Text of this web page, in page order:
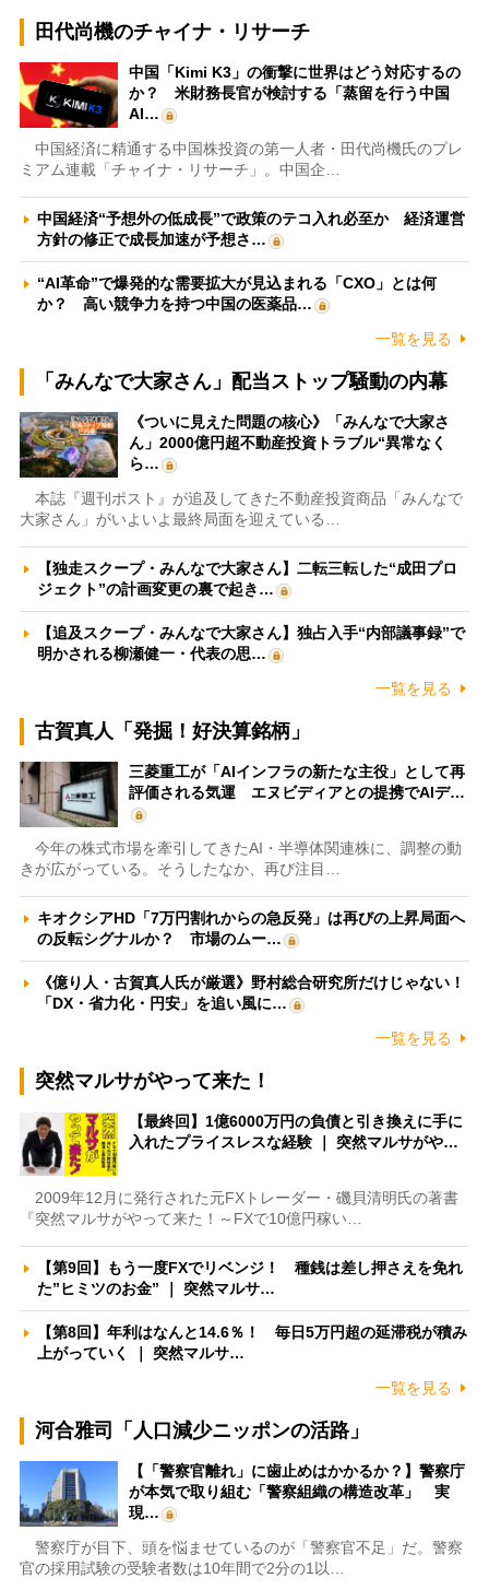
田代尚機のチャイナ・リサーチ
中国「Kimi K3」の衝撃に世界はどう対応するの
か？ 米財務長官が検討する「蒸留を行う中国
AI…
中国経済に精通する中国株投資の第一人者・田代尚機氏のプレ
ミアム連載「チャイナ・リサーチ」。中国企…
中国経済“予想外の低成長”で政策のテコ入れ必至か 経済運営
方針の修正で成長加速が予想さ…
“AI革命”で爆発的な需要拡大が見込まれる「CXO」とは何
か？ 高い競争力を持つ中国の医薬品…
一覧を見る
「みんなで大家さん」配当ストップ騒動の内幕
《ついに見えた問題の核心》「みんなで大家さ
ん」2000億円超不動産投資トラブル“異常なく
ら…
本誌『週刊ポスト』が追及してきた不動産投資商品「みんなで
大家さん」がいよいよ最終局面を迎えている…
【独走スクープ・みんなで大家さん】二転三転した“成田プロ
ジェクト”の計画変更の裏で起き…
【追及スクープ・みんなで大家さん】独占入手“内部議事録”で
明かされる柳瀬健一・代表の思…
一覧を見る
古賀真人「発掘！好決算銘柄」
三菱重工が「AIインフラの新たな主役」として再
評価される気運 エヌビディアとの提携でAIデ…
今年の株式市場を牽引してきたAI・半導体関連株に、調整の動
きが広がっている。そうしたなか、再び注目…
キオクシアHD「7万円割れからの急反発」は再びの上昇局面へ
の反転シグナルか？ 市場のムー…
《億り人・古賀真人氏が厳選》野村総合研究所だけじゃない！
「DX・省力化・円安」を追い風に…
一覧を見る
突然マルサがやって来た！
【最終回】1億6000万円の負債と引き換えに手に
入れたプライスレスな経験 ｜ 突然マルサがや…
2009年12月に発行された元FXトレーダー・磯貝清明氏の著書
『突然マルサがやって来た！～FXで10億円稼い…
【第9回】もう一度FXでリベンジ！ 種銭は差し押さえを免れ
た”ヒミツのお金” ｜ 突然マルサ…
【第8回】年利はなんと14.6％！ 毎日5万円超の延滞税が積み
上がっていく ｜ 突然マルサ…
一覧を見る
河合雅司「人口減少ニッポンの活路」
【「警察官離れ」に歯止めはかかるか？】警察庁
が本気で取り組む「警察組織の構造改革」 実
現…
警察庁が目下、頭を悩ませているのが「警察官不足」だ。警察
官の採用試験の受験者数は10年間で2分の1以…